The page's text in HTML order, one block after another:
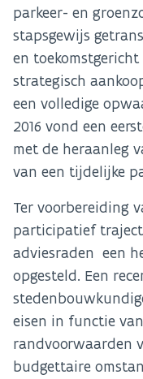
parkeer- en
stapsgewijs
en
strategisch
een volledige
2016 vond een
met de heraanleg
van een tijdelijke
Ter voorbereiding
participatief traject
adviesraden een
opgesteld. Een
eisen in functie
randvoorwaarden
budgettaire